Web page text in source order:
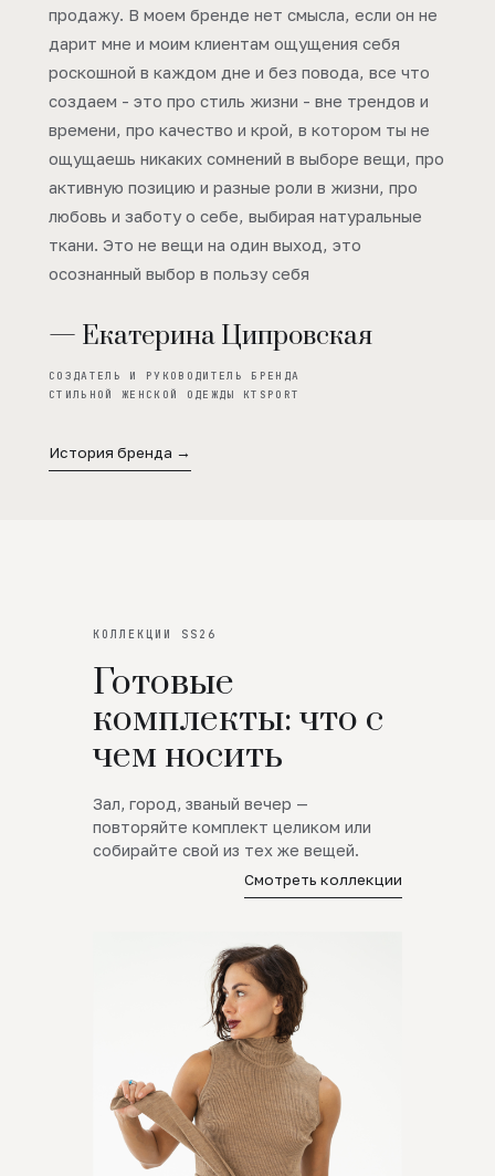
продажу. В моем бренде нет смысла, если он не
дарит мне и моим клиентам ощущения себя
роскошной в каждом дне и без повода, все что
создаем - это про стиль жизни - вне трендов и
времени, про качество и крой, в котором ты не
ощущаешь никаких сомнений в выборе вещи, про
активную позицию и разные роли в жизни, про
любовь и заботу о себе, выбирая натуральные
ткани. Это не вещи на один выход, это
осознанный выбор в пользу себя
— Екатерина Ципровская
СОЗДАТЕЛЬ И РУКОВОДИТЕЛЬ БРЕНДА
СТИЛЬНОЙ ЖЕНСКОЙ ОДЕЖДЫ KTSPORT
История бренда →
КОЛЛЕКЦИИ SS26
Готовые
комплекты: что с
чем носить
Зал, город, званый вечер —
повторяйте комплект целиком или
собирайте свой из тех же вещей.
Смотреть коллекции